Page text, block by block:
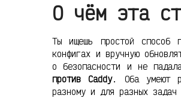
О чём эта
Ты ищешь простой способ
конфигах и вручную
о безопасности и не
против Caddy. Оба умеют
разному и для разных задач